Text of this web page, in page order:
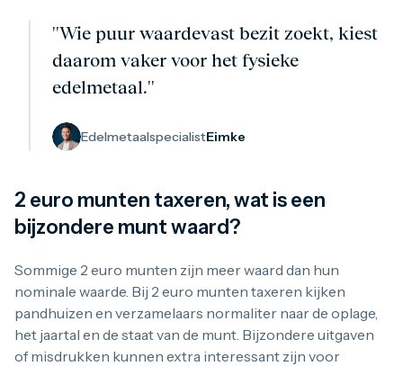
''Wie puur waardevast bezit zoekt, kiest
daarom vaker voor het fysieke
edelmetaal.''
EdelmetaalspecialistEimke
2 euro munten taxeren, wat is een
bijzondere munt waard?
Sommige 2 euro munten zijn meer waard dan hun
nominale waarde. Bij 2 euro munten taxeren kijken
pandhuizen en verzamelaars normaliter naar de oplage,
het jaartal en de staat van de munt. Bijzondere uitgaven
of misdrukken kunnen extra interessant zijn voor